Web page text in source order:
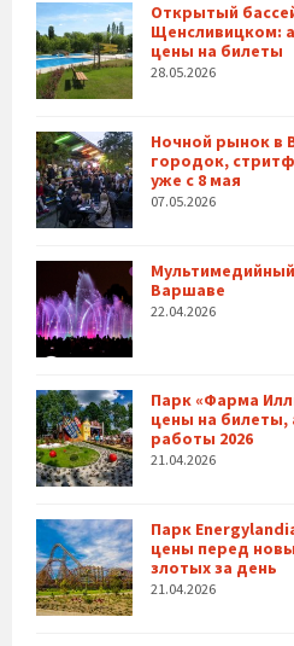
Открытый
Щенсливицком:
цены на билеты
28.05.2026
Ночной рынок в
городок,
уже с 8 мая
07.05.2026
Варшаве
22.04.2026
Парк «Фарма
цены на
работы 2026
21.04.2026
Парк
цены перед
злотых за день
21.04.2026